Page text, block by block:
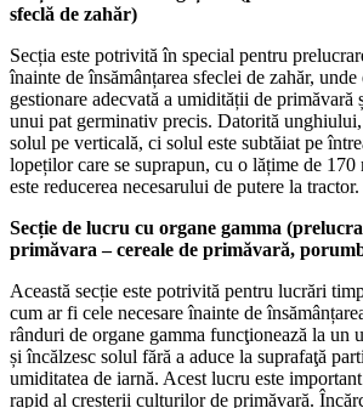
sfeclă de zahăr)
Secția este potrivită în special pentru
înainte de însămânțarea sfeclei de zahăr, unde
gestionare adecvată a umidității de primăvară
unui pat germinativ precis. Datorită
solul pe verticală, ci solul este subtăiat pe
lopeților care se suprapun, cu o lățime de
este reducerea necesarului de putere la tractor.
Secție de lucru cu organe gamma
primăvara – cereale de primăvară,
Această secție este potrivită pentru lucrări
cum ar fi cele necesare înainte de
rânduri de organe gamma funcţionează la un
și încălzesc solul fără a aduce la suprafaţă
umiditatea de iarnă. Acest lucru este
rapid al creșterii culturilor de primăvară.